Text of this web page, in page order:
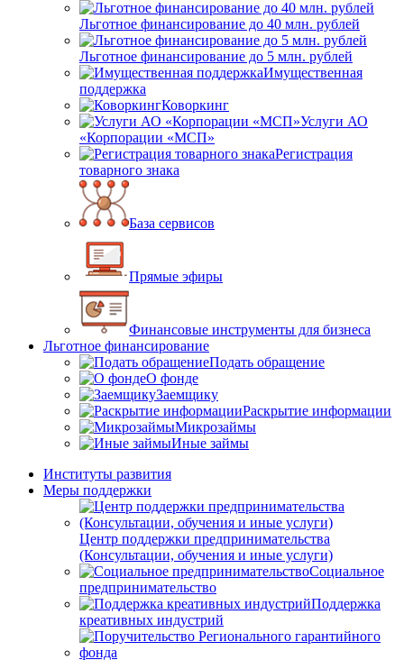
Льготное финансирование до 40 млн. рублей
Льготное финансирование до 5 млн. рублей
Имущественная
поддержка
Коворкинг
Услуги АО
«Корпорации «МСП»
Регистрация
товарного знака
База сервисов
Прямые эфиры
Финансовые инструменты для бизнеса
Льготное финансирование
Подать обращение
О фонде
Заемщику
Раскрытие информации
Микрозаймы
Иные займы
Институты развития
Меры поддержки
Центр поддержки предпринимательства
(Консультации, обучения и иные услуги)
Социальное
предпринимательство
Поддержка
креативных индустрий